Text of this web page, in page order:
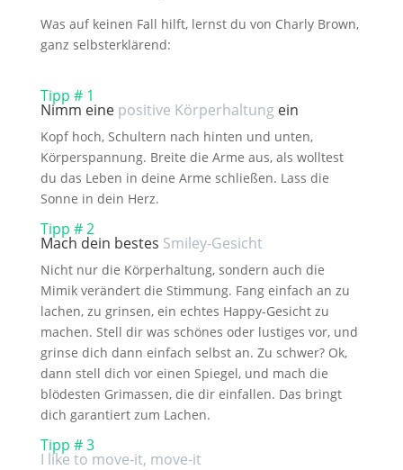
Was auf keinen Fall hilft, lernst du von Charly Brown,
ganz selbsterklärend:
Tipp # 1
Nimm eine positive Körperhaltung ein
Kopf hoch, Schultern nach hinten und unten,
Körperspannung. Breite die Arme aus, als wolltest
du das Leben in deine Arme schließen. Lass die
Sonne in dein Herz.
Tipp # 2
Mach dein bestes Smiley-Gesicht
Nicht nur die Körperhaltung, sondern auch die
Mimik verändert die Stimmung. Fang einfach an zu
lachen, zu grinsen, ein echtes Happy-Gesicht zu
machen. Stell dir was schönes oder lustiges vor, und
grinse dich dann einfach selbst an. Zu schwer? Ok,
dann stell dich vor einen Spiegel, und mach die
blödesten Grimassen, die dir einfallen. Das bringt
dich garantiert zum Lachen.
Tipp # 3
I like to move-it, move-it